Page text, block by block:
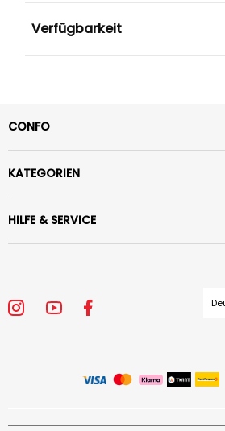
Verfügbarkeit
CONFO
KATEGORIEN
HILFE & SERVICE